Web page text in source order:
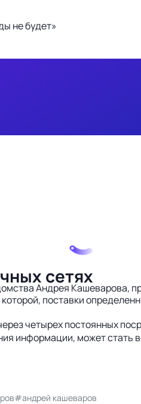
не будет»
сетях
Андрея Кашеварова,
поставки
четырех постоянных
информации, может стать
#андрей кашеваров